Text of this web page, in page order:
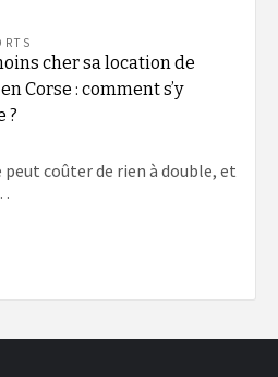
cher sa location de
Corse : comment s’y
?
coûter de rien à double, et